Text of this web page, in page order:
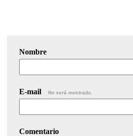
Nombre
E-mail No será mostrado.
Comentario